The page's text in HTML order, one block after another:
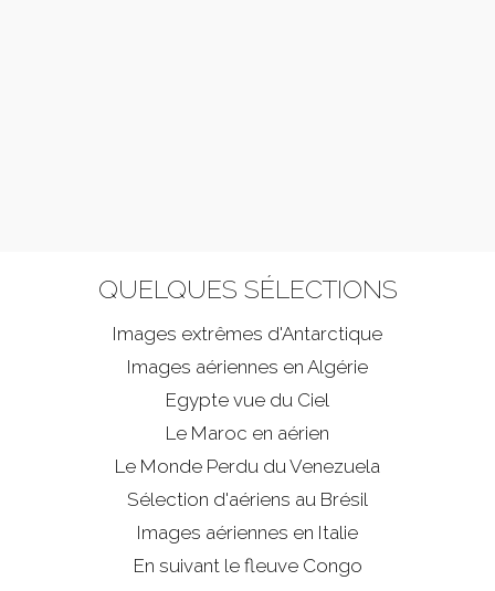
QUELQUES SÉLECTIONS
Images extrêmes d'Antarctique
Images aériennes en Algérie
Egypte vue du Ciel
Le Maroc en aérien
Le Monde Perdu du Venezuela
Sélection d'aériens au Brésil
Images aériennes en Italie
En suivant le fleuve Congo